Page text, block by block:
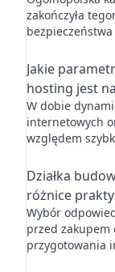
zakończyła
Jakie
hosting jest
W dobie
internetowych
względem
Działka
różnice
Wybór
przed zakupem
przygotowania